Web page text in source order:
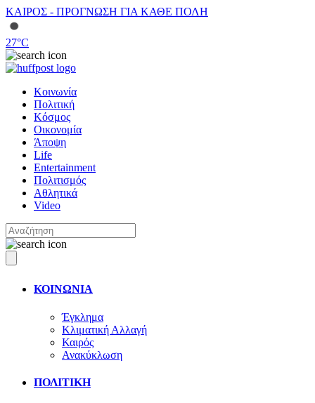
ΚΑΙΡΟΣ - ΠΡΟΓΝΩΣΗ ΓΙΑ ΚΑΘΕ ΠΟΛΗ
27°C
Κοινωνία
Πολιτική
Κόσμος
Οικονομία
Άποψη
Life
Entertainment
Πολιτισμός
Αθλητικά
Video
ΚΟΙΝΩΝΙΑ
Έγκλημα
Κλιματική Αλλαγή
Καιρός
Ανακύκλωση
ΠΟΛΙΤΙΚΗ